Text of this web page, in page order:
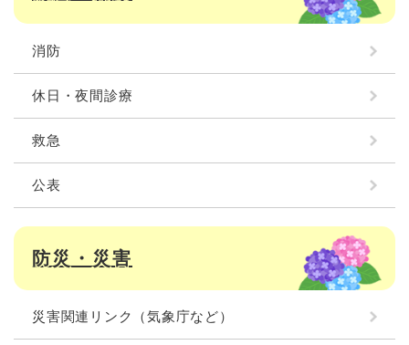
消防
休日・夜間診療
救急
公表
防災・災害
災害関連リンク（気象庁など）